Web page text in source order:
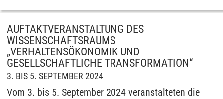
AUFTAKTVERANSTALTUNG DES
WISSENSCHAFTSRAUMS
„VERHALTENSÖKONOMIK UND
GESELLSCHAFTLICHE TRANSFORMATION“
3. BIS 5. SEPTEMBER 2024
Vom 3. bis 5. September 2024 veranstalteten die